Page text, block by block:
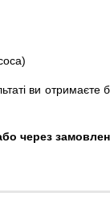
)
ви отримаєте
через